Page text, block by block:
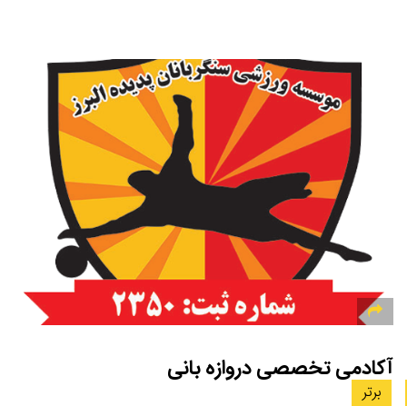
آکادمی تخصصی دروازه بانی
برتر